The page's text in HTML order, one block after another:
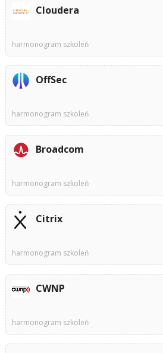
Cloudera
harmonogram szkoleń
OffSec
harmonogram szkoleń
Broadcom
harmonogram szkoleń
Citrix
harmonogram szkoleń
CWNP
harmonogram szkoleń